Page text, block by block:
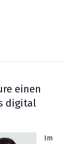
einen
digital
Im